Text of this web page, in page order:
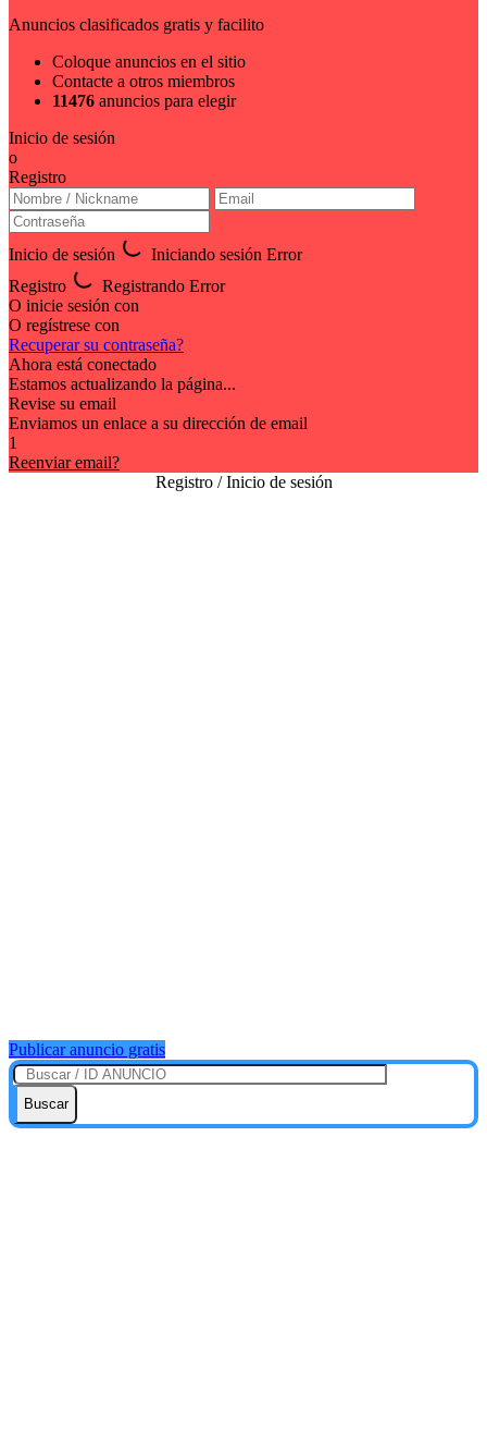
Anuncios clasificados gratis y facilito
Coloque anuncios en el sitio
Contacte a otros miembros
11476 anuncios para elegir
Inicio de sesión
o
Registro
Inicio de sesión Iniciando sesión Error
Registro
Registrando Error
O inicie sesión con
O regístrese con
Recuperar su contraseña?
Ahora está conectado
Estamos actualizando la página...
Revise su email
Enviamos un enlace a su dirección de email
1
Reenviar email?
Registro / Inicio de sesión
Publicar anuncio gratis
Buscar